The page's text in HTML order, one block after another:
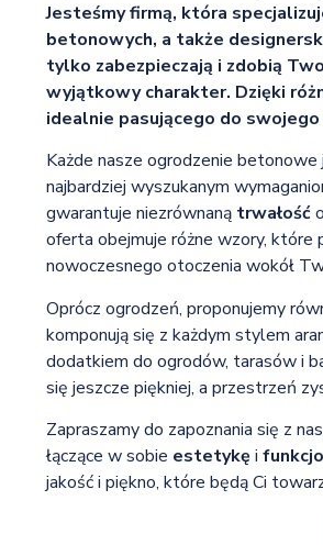
Jesteśmy firmą, która
betonowych, a także
tylko zabezpieczają i zdobią
wyjątkowy charakter. Dzięki
idealnie pasującego do
Każde nasze ogrodzenie
najbardziej wyszukanym
gwarantuje niezrównaną trwałość
oferta obejmuje różne wzory, które
nowoczesnego otoczenia wokół
Oprócz ogrodzeń, proponujemy
komponują się z każdym stylem
dodatkiem do ogrodów, tarasów i
się jeszcze piękniej, a przestrzeń
Zapraszamy do zapoznania się z
łączące w sobie estetykę i
jakość i piękno, które będą Ci